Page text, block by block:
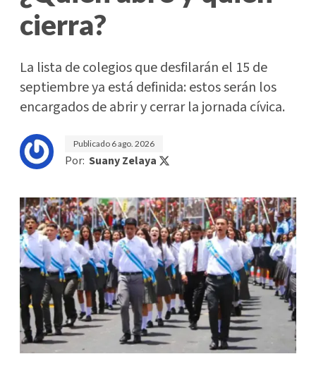
cierra?
La lista de colegios que desfilarán el 15 de
septiembre ya está definida: estos serán los
encargados de abrir y cerrar la jornada cívica.
Publicado 6 ago. 2026
Por: Suany Zelaya